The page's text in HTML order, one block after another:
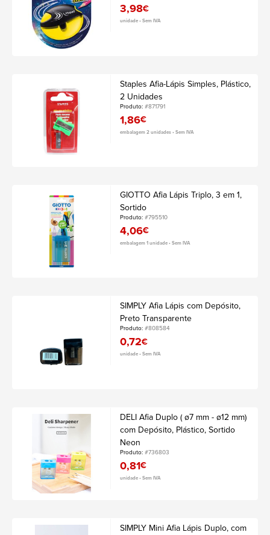
3,98€
unidade • Sem IVA
Staples Afia-Lápis Simples, Plástico,
2 Unidades
Produto:#871791
1,86€
embalagem 2 unidades • Sem IVA
GIOTTO Afia Lápis Triplo, 3 em 1,
Sortido
Produto:#795510
4,06€
embalagem 1 unidade • Sem IVA
SIMPLY Afia Lápis com Depósito,
Preto Transparente
Produto:#808584
0,72€
unidade • Sem IVA
DELI Afia Duplo ( ø7 mm - ø12 mm)
com Depósito, Plástico, Sortido
Neon
Produto:#736803
0,81€
unidade • Sem IVA
SIMPLY Mini Afia Lápis Duplo, com